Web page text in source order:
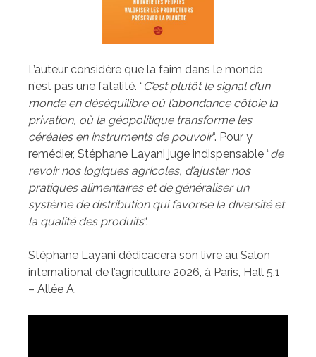
L’auteur considère que la faim dans le monde
n’est pas une fatalité. “C’est plutôt le signal d’un
monde en déséquilibre où l’abondance côtoie la
privation, où la géopolitique transforme les
céréales en instruments de pouvoir“. Pour y
remédier, Stéphane Layani juge indispensable “de
revoir nos logiques agricoles, d’ajuster nos
pratiques alimentaires et de généraliser un
système de distribution qui favorise la diversité et
la qualité des produits“.
Stéphane Layani dédicacera son livre au Salon
international de l’agriculture 2026, à Paris, Hall 5.1
– Allée A.